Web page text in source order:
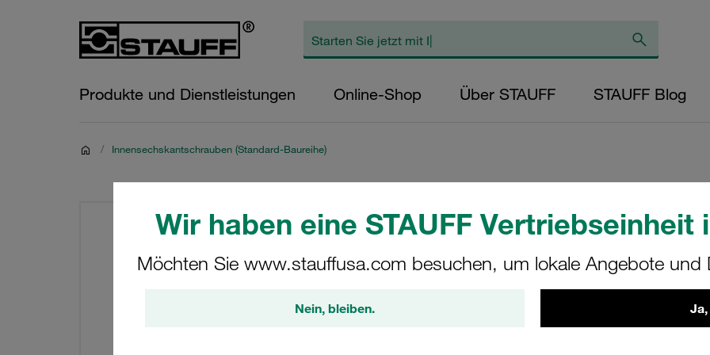
Wir haben eine STAUFF Vertriebseinheit
Möchten Sie www.stauffusa.com besuchen, um lokale Angebote und
Nein, bleiben.
Produkte und Dienstleistungen Online-Shop Über STAUFF STAUFF Blog
/ Innensechskantschrauben (Standard-Baureihe)
4 Stahl, Zink/
Bestellen:
IS-M6X35-ISO4762-